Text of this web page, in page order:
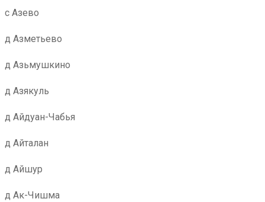
с Азево
д Азметьево
д Азьмушкино
д Азякуль
д Айдуан-Чабья
д Айталан
д Айшур
д Ак-Чишма